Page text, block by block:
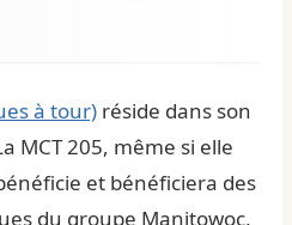
à tour) réside dans son
MCT 205, même si elle
et bénéficiera des
du groupe Manitowoc,